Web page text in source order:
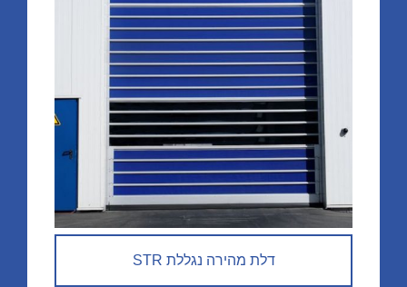
דלת מהירה נגללת STR